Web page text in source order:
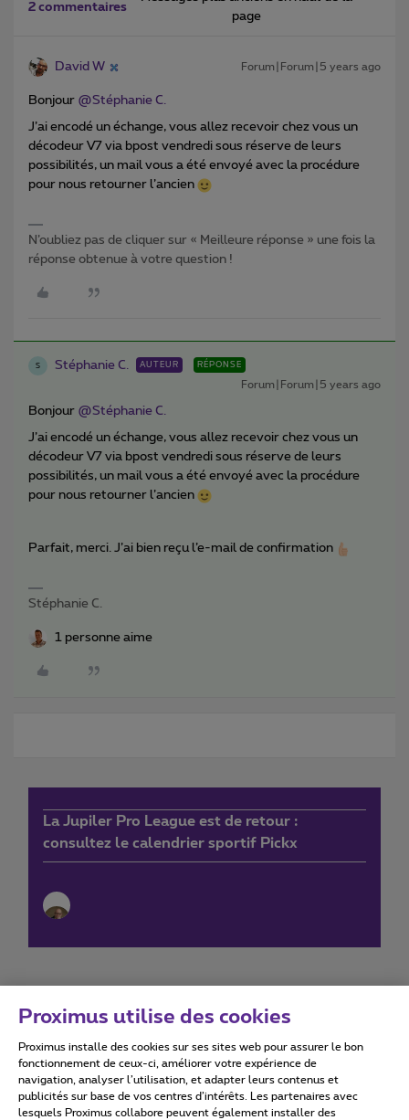
2 commentaires
page
David W Forum|Forum|5 years ago
Bonjour @Stéphanie C.
J’ai encodé un échange, vous allez recevoir chez vous un
décodeur V7 via bpost vendredi sous réserve de leurs
possibilités, un mail vous a été envoyé avec la procédure
pour nous retourner l’ancien
N’oubliez pas de cliquer sur « Meilleure réponse » une fois la
réponse obtenue à votre question !
S Stéphanie C. AUTEUR RÉPONSE
Forum|Forum|5 years ago
Bonjour @Stéphanie C.
J’ai encodé un échange, vous allez recevoir chez vous un
décodeur V7 via bpost vendredi sous réserve de leurs
possibilités, un mail vous a été envoyé avec la procédure
pour nous retourner l’ancien
Parfait, merci. J’ai bien reçu l’e-mail de confirmation
Stéphanie C.
1 personne aime
La Jupiler Pro League est de retour :
consultez le calendrier sportif Pickx
Conditions d'utilisation Accessibility statement
Proximus utilise des cookies
Proximus installe des cookies sur ses sites web pour assurer le bon
fonctionnement de ceux-ci, améliorer votre expérience de
navigation, analyser l’utilisation, et adapter leurs contenus et
publicités sur base de vos centres d’intérêts. Les partenaires avec
lesquels Proximus collabore peuvent également installer des